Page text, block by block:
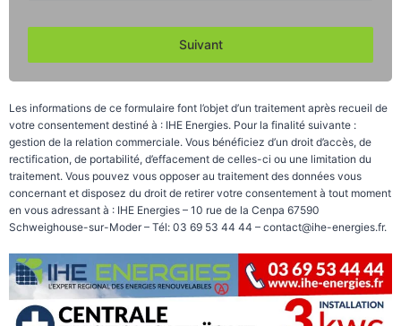
Suivant
Les informations de ce formulaire font l’objet d’un traitement après recueil de
votre consentement destiné à : IHE Energies. Pour la finalité suivante :
gestion de la relation commerciale. Vous bénéficiez d’un droit d’accès, de
rectification, de portabilité, d’effacement de celles-ci ou une limitation du
traitement. Vous pouvez vous opposer au traitement des données vous
concernant et disposez du droit de retirer votre consentement à tout moment
en vous adressant à : IHE Energies – 10 rue de la Cenpa 67590
Schweighouse-sur-Moder – Tél: 03 69 53 44 44 – contact@ihe-energies.fr.